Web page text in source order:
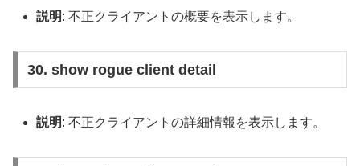
説明: 不正クライアントの概要を表示します。
30. show rogue client detail
説明: 不正クライアントの詳細情報を表示します。